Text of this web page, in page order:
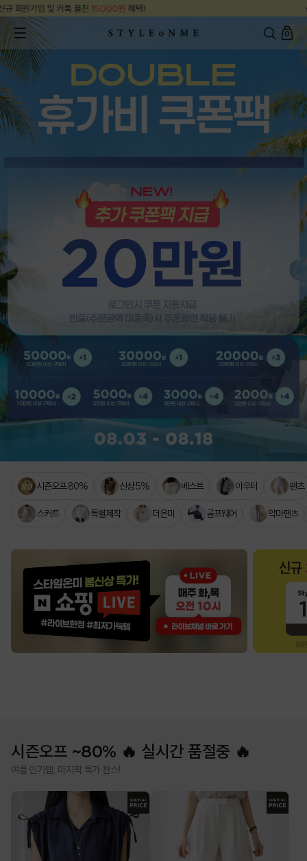
신규 회원가입 및 카톡 플친
0
시즌오프 80% 신상 5% 베스트 아우터 팬츠
스커트 특별제작 더온미 골프웨어 악마팬츠
시즌오프 ~80% 🔥 실시간 품절중 🔥
여름 인기템, 마지막 특가 찬스!